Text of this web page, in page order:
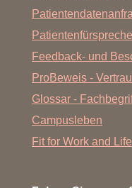
Feedback- und
ProBeweis -
Glossar -
Campusleben
Fit for Work and Life